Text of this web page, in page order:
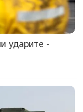
ударите -